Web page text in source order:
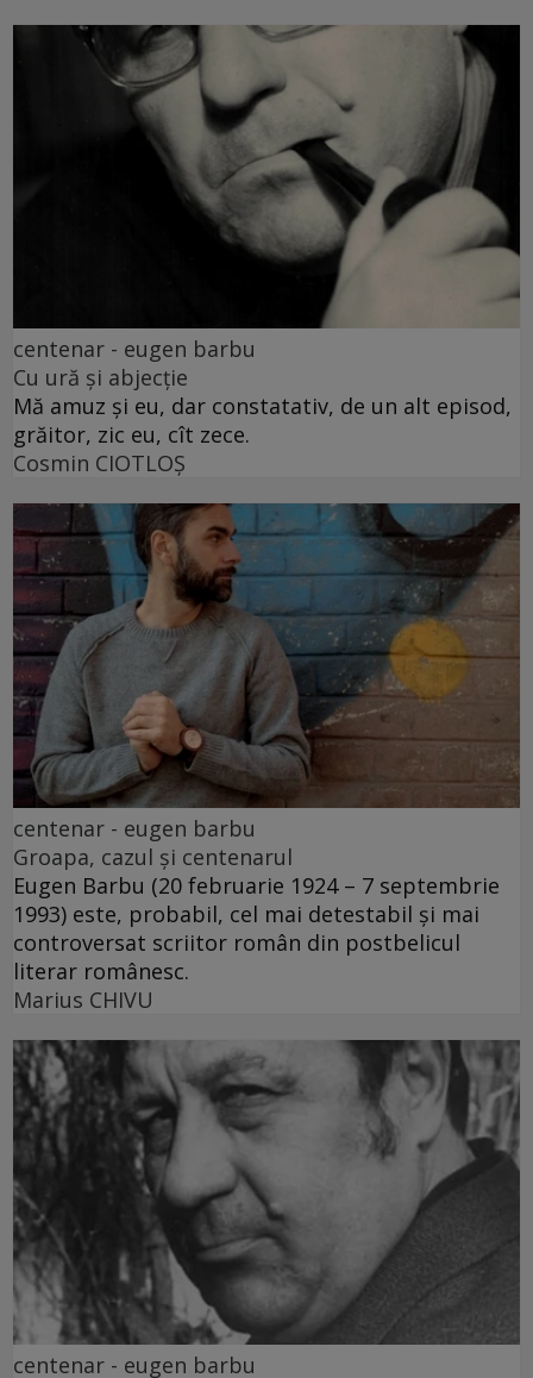
centenar - eugen barbu
Cu ură și abjecție
Mă amuz și eu, dar constatativ, de un alt episod,
grăitor, zic eu, cît zece.
Cosmin CIOTLOŞ
centenar - eugen barbu
Groapa, cazul și centenarul
Eugen Barbu (20 februarie 1924 – 7 septembrie
1993) este, probabil, cel mai detestabil și mai
controversat scriitor român din postbelicul
literar românesc.
Marius CHIVU
centenar - eugen barbu